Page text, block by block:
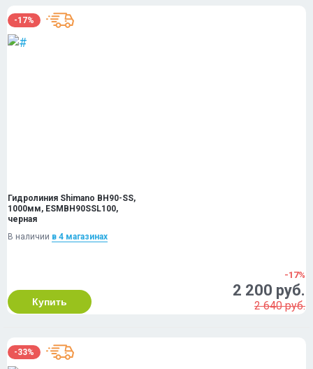
-17%
Гидролиния Shimano BH90-SS,
1000мм, ESMBH90SSL100,
черная
В наличии в 4 магазинах
Купить
-17%
2 200 руб.
2 640 руб.
-33%